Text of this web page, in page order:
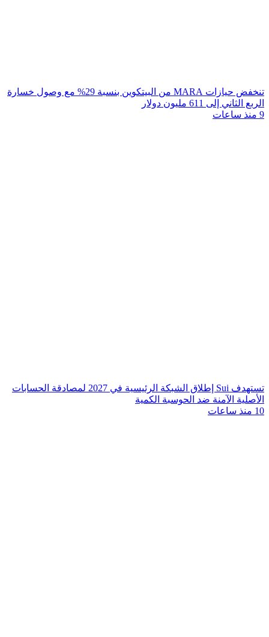
تنخفض حيازات MARA من البيتكوين بنسبة 29% مع وصول خسارة
الربع الثاني إلى 611 مليون دولار
9 منذ ساعات
تستهدف Sui إطلاق الشبكة الرئيسية في 2027 لمصادقة الحسابات
الأصلية الآمنة ضد الحوسبة الكمية
10 منذ ساعات